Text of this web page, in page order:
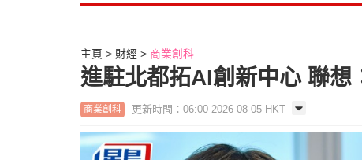
主頁 財經 商業創科
進駐北都拓AI創新中心 聯想
商業創科 更新時間：06:00 2026-08-05 HKT